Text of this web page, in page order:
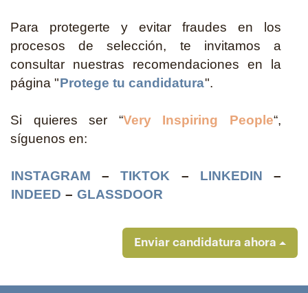
Para protegerte y evitar fraudes en los
procesos de selección, te invitamos a
consultar nuestras recomendaciones en la
página "Protege tu candidatura".
Si quieres ser “Very Inspiring People“,
síguenos en:
INSTAGRAM – TIKTOK – LINKEDIN –
INDEED – GLASSDOOR
Enviar candidatura ahora